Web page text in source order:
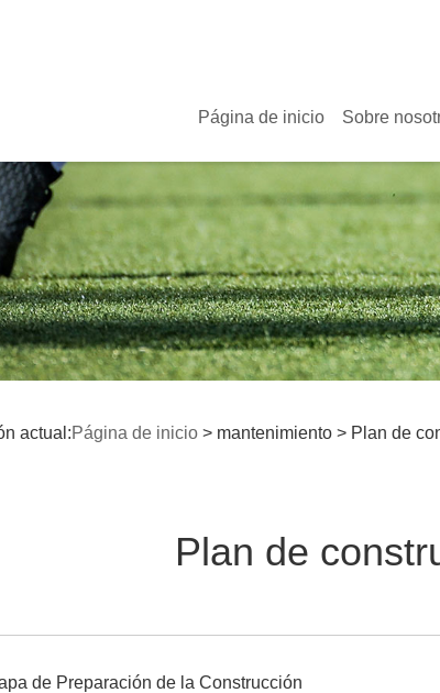
Página de inicio Sobre
actual:Página de inicio > mantenimiento > Plan de
Plan de
de Preparación de la Construcción